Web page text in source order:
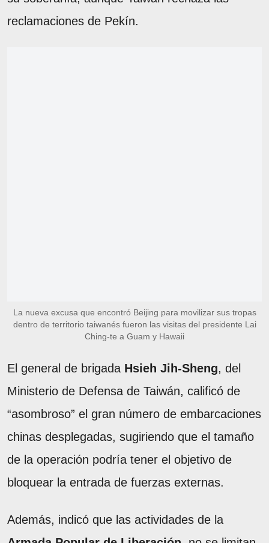
reclamaciones de Pekín.
La nueva excusa que encontró Beijing para movilizar sus tropas
dentro de territorio taiwanés fueron las visitas del presidente Lai
Ching-te a Guam y Hawaii
El general de brigada Hsieh Jih-Sheng, del
Ministerio de Defensa de Taiwán, calificó de
“asombroso” el gran número de embarcaciones
chinas desplegadas, sugiriendo que el tamaño
de la operación podría tener el objetivo de
bloquear la entrada de fuerzas externas.
Además, indicó que las actividades de la